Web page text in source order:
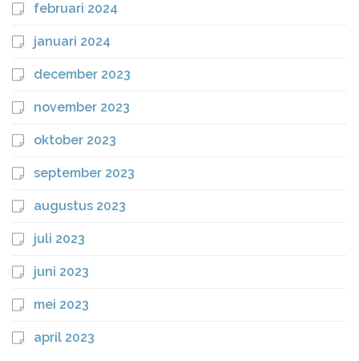
februari 2024
januari 2024
december 2023
november 2023
oktober 2023
september 2023
augustus 2023
juli 2023
juni 2023
mei 2023
april 2023